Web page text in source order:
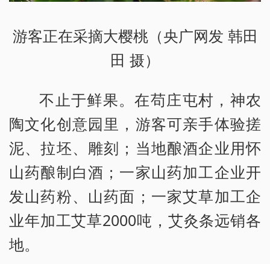
游客正在采摘大樱桃（央广网发 韩田
田 摄）
不止于鲜果。在苟庄屯村，神农
陶文化创意园里，游客可亲手体验搓
泥、拉坯、雕刻；当地酿酒企业用怀
山药酿制白酒；一家山药加工企业开
发山药粉、山药面；一家艾草加工企
业年加工艾草2000吨，艾灸条远销各
地。